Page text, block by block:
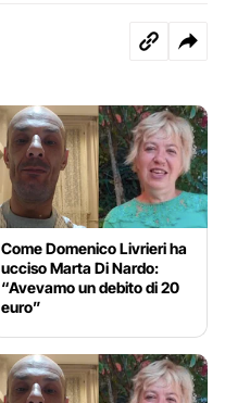
Come Domenico Livrieri ha
ucciso Marta Di Nardo:
“Avevamo un debito di 20
euro”